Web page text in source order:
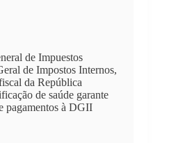
de Impuestos
de Impostos Internos,
da República
de saúde garante
pagamentos à DGII